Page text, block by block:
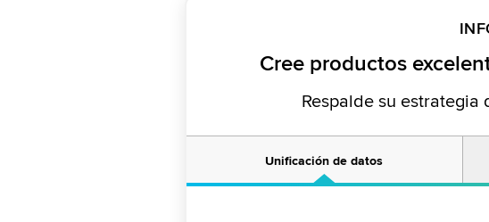
Cree productos
Respalde su estrategia
Unificación de datos